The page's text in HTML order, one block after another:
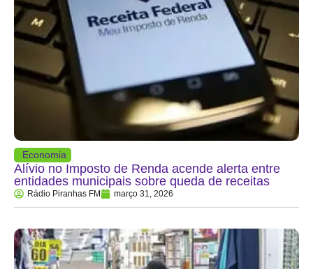
Economia
Alívio no Imposto de Renda acende alerta entre
entidades municipais sobre queda de receitas
Rádio Piranhas FM março 31, 2026